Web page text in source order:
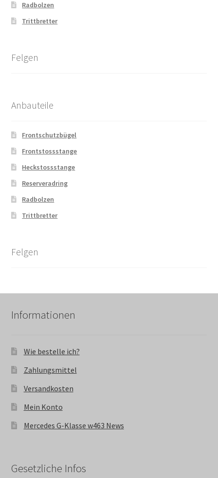
Radbolzen
Trittbretter
Felgen
Anbauteile
Frontschutzbügel
Frontstossstange
Heckstossstange
Reserveradring
Radbolzen
Trittbretter
Felgen
Informationen
Wie bestelle ich?
Zahlungsmittel
Versandkosten
Mein Konto
Mercedes G-Klasse w463 News
Gesetzliche Infos